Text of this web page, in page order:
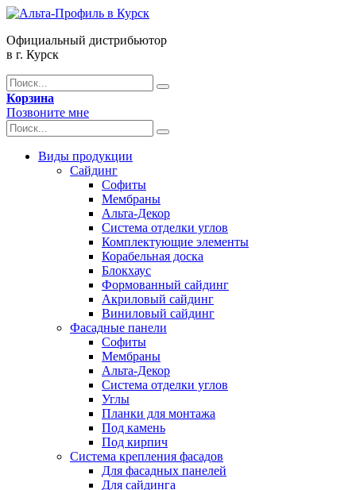
Официальный дистрибьютор
в г. Курск
Корзина
Позвоните мне
Виды продукции
Сайдинг
Софиты
Мембраны
Альта-Декор
Система отделки углов
Комплектующие элементы
Корабельная доска
Блокхаус
Формованный сайдинг
Акриловый сайдинг
Виниловый сайдинг
Фасадные панели
Софиты
Мембраны
Альта-Декор
Система отделки углов
Углы
Планки для монтажа
Под камень
Под кирпич
Система крепления фасадов
Для фасадных панелей
Для сайдинга